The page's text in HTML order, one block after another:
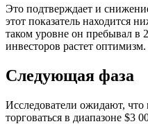
Это подтверждает и
этот показатель находится
таком уровне он пребывал в
инвесторов растет оптимизм.
Следующая фаза
Исследователи ожидают, что
торговаться в диапазоне $3